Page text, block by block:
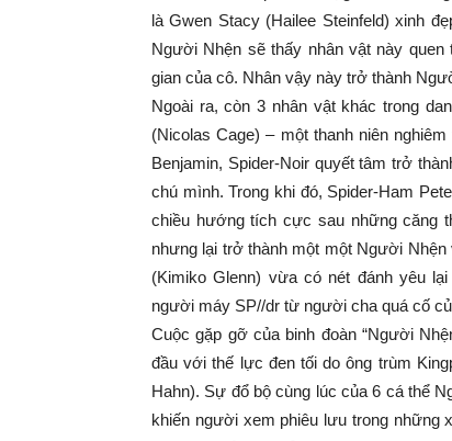
là Gwen Stacy (Hailee Steinfeld) xinh
Người Nhện sẽ thấy nhân vật này
gian của cô. Nhân vậy này trở thành
Ngoài ra, còn 3 nhân vật khác trong
(Nicolas Cage) – một thanh niên
Benjamin, Spider-Noir quyết tâm trở
chú mình. Trong khi đó, Spider-Ham
chiều hướng tích cực sau những căng
nhưng lại trở thành một một Người
(Kimiko Glenn) vừa có nét đánh yêu
người máy SP//dr từ người cha quá cố
Cuộc gặp gỡ của binh đoàn “Người
đầu với thế lực đen tối do ông trùm
Hahn). Sự đổ bộ cùng lúc của 6 cá thể
khiến người xem phiêu lưu trong những